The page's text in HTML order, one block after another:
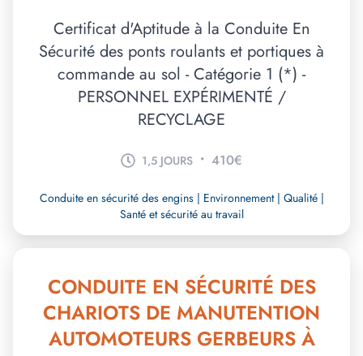
Certificat d'Aptitude à la Conduite En
Sécurité des ponts roulants et portiques à
commande au sol - Catégorie 1 (*) -
PERSONNEL EXPÉRIMENTÉ /
RECYCLAGE
1,5 JOURS • 410€
Conduite en sécurité des engins | Environnement | Qualité |
Santé et sécurité au travail
CONDUITE EN SÉCURITÉ DES
CHARIOTS DE MANUTENTION
AUTOMOTEURS GERBEURS À